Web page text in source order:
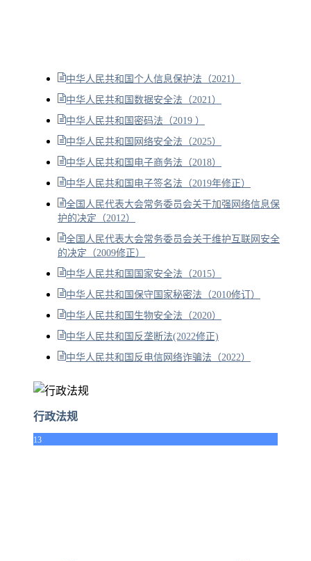
中华人民共和国个人信息保护法（2021）
中华人民共和国数据安全法（2021）
中华人民共和国密码法（2019 ）
中华人民共和国网络安全法（2025）
中华人民共和国电子商务法（2018）
中华人民共和国电子签名法（2019年修正）
全国人民代表大会常务委员会关于加强网络信息保
护的决定（2012）
全国人民代表大会常务委员会关于维护互联网安全
的决定（2009修正）
中华人民共和国国家安全法（2015）
中华人民共和国保守国家秘密法（2010修订）
中华人民共和国生物安全法（2020）
中华人民共和国反垄断法(2022修正)
中华人民共和国反电信网络诈骗法（2022）
行政法规
13